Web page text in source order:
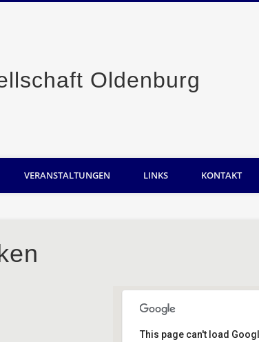
VERANSTALTUNGEN LINKS KONTAKT
This page can't load